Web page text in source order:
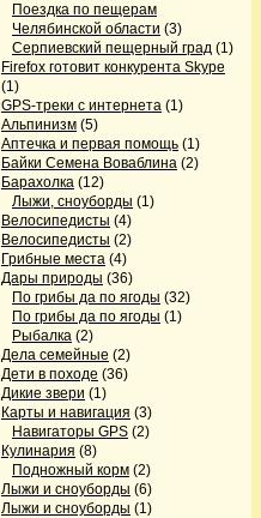
Поездка по пещерам
Челябинской области (3)
Серпиевский пещерный град (1)
Firefox готовит конкурента Skype
(1)
GPS-треки с интернета (1)
Альпинизм (5)
Аптечка и первая помощь (1)
Байки Семена Воваблина (2)
Барахолка (12)
Лыжи, сноуборды (1)
Велосипедисты (4)
Велосипедисты (2)
Грибные места (4)
Дары природы (36)
По грибы да по ягоды (32)
По грибы да по ягоды (1)
Рыбалка (2)
Дела семейные (2)
Дети в походе (36)
Дикие звери (1)
Карты и навигация (3)
Навигаторы GPS (2)
Кулинария (8)
Подножный корм (2)
Лыжи и сноуборды (6)
Лыжи и сноуборды (1)